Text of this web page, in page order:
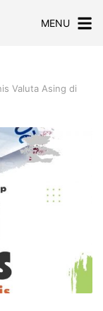
MENU
Valuta Asing di